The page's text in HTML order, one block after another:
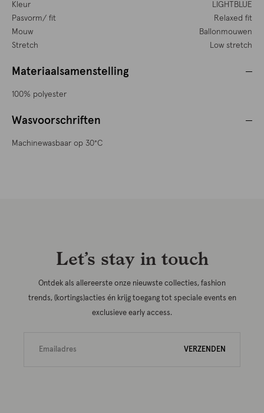
Kleur
LIGHTBLUE
Pasvorm/ fit
Relaxed fit
Mouw
Ballonmouwen
Stretch
Low stretch
Materiaalsamenstelling
100% polyester
Wasvoorschriften
Machinewasbaar op 30°C
Let’s stay in touch
Ontdek als allereerste onze nieuwste collecties, fashion
trends, (kortings)acties én krijg toegang tot speciale events en
exclusieve early access.
VERZENDEN